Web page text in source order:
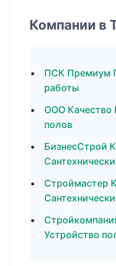
Компании в
ПСК Премиум
работы
ООО Качество
полов
БизнесСтрой
Строймастер
Устройство